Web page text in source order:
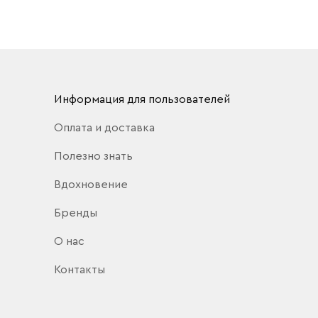
Информация для пользователей
Оплата и доставка
Полезно знать
Вдохновение
Бренды
О нас
Контакты